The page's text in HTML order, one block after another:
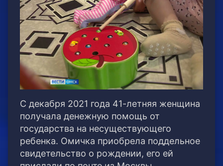
С декабря 2021 года 41-летняя женщина
получала денежную помощь от
государства на несуществующего
ребенка. Омичка приобрела поддельное
свидетельство о рождении, его ей